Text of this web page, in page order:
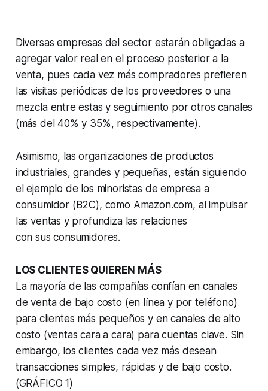
Diversas empresas del sector estarán obligadas a
agregar valor real en el proceso posterior a la
venta, pues cada vez más compradores prefieren
las visitas periódicas de los proveedores o una
mezcla entre estas y seguimiento por otros canales
(más del 40% y 35%, respectivamente).
Asimismo, las organizaciones de productos
industriales, grandes y pequeñas, están siguiendo
el ejemplo de los minoristas de empresa a
consumidor (B2C), como Amazon.com, al impulsar
las ventas y profundiza las relaciones
con sus consumidores.
LOS CLIENTES QUIEREN MÁS
La mayoría de las compañías confían en canales
de venta de bajo costo (en línea y por teléfono)
para clientes más pequeños y en canales de alto
costo (ventas cara a cara) para cuentas clave. Sin
embargo, los clientes cada vez más desean
transacciones simples, rápidas y de bajo costo.
(GRÁFICO 1)